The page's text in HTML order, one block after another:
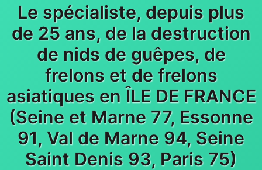
Le spécialiste, depuis plus
de 25 ans, de la destruction
de nids de guêpes, de
frelons et de frelons
asiatiques en ÎLE DE FRANCE
(Seine et Marne 77, Essonne
91, Val de Marne 94, Seine
Saint Denis 93, Paris 75)